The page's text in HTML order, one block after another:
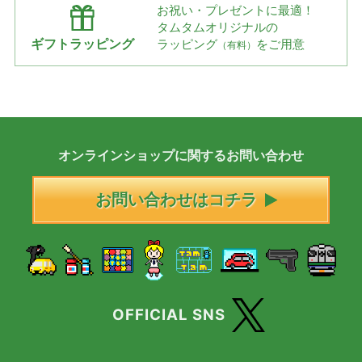
ギフトラッピング
お祝い・プレゼントに最適！
タムタムオリジナルの
ラッピング （有料） をご用意
オンラインショップに関するお問い合わせ
お問い合わせはコチラ
OFFICIAL SNS